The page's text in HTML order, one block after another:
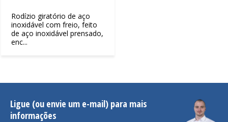
Rodízio giratório de aço
inoxidável com freio, feito
de aço inoxidável prensado,
enc...
Ligue (ou envie um e-mail) para mais
informações